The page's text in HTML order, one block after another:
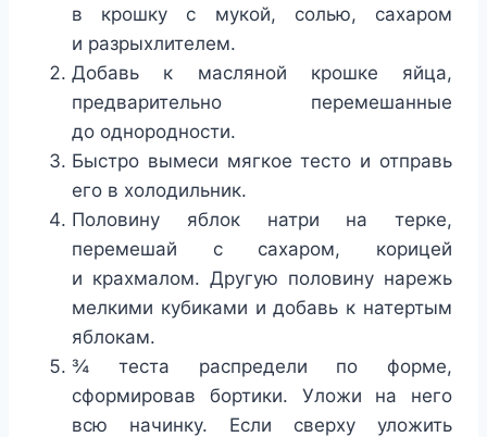
в крошку с мукой, солью, сахаром
и разрыхлителем.
Добавь к масляной крошке яйца,
предварительно перемешанные
до однородности.
Быстро вымеси мягкое тесто и отправь
его в холодильник.
Половину яблок натри на терке,
перемешай с сахаром, корицей
и крахмалом. Другую половину нарежь
мелкими кубиками и добавь к натертым
яблокам.
¾ теста распредели по форме,
сформировав бортики. Уложи на него
всю начинку. Если сверху уложить